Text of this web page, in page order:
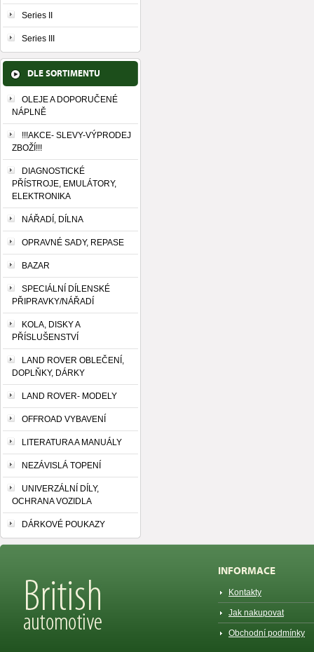
Series II
Series III
DLE SORTIMENTU
OLEJE A DOPORUČENÉ
NÁPLNĚ
!!!AKCE- SLEVY-VÝPRODEJ
ZBOŽÍ!!!
DIAGNOSTICKÉ
PŘÍSTROJE, EMULÁTORY,
ELEKTRONIKA
NÁŘADÍ, DÍLNA
OPRAVNÉ SADY, REPASE
BAZAR
SPECIÁLNÍ DÍLENSKÉ
PŘIPRAVKY/NÁŘADÍ
KOLA, DISKY A
PŘÍSLUŠENSTVÍ
LAND ROVER OBLEČENÍ,
DOPLŇKY, DÁRKY
LAND ROVER- MODELY
OFFROAD VYBAVENÍ
LITERATURA A MANUÁLY
NEZÁVISLÁ TOPENÍ
UNIVERZÁLNÍ DÍLY,
OCHRANA VOZIDLA
DÁRKOVÉ POUKAZY
INFORMACE
Kontakty
Jak nakupovat
Obchodní podmínky